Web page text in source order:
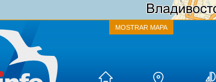
MOSTRAR MAPA